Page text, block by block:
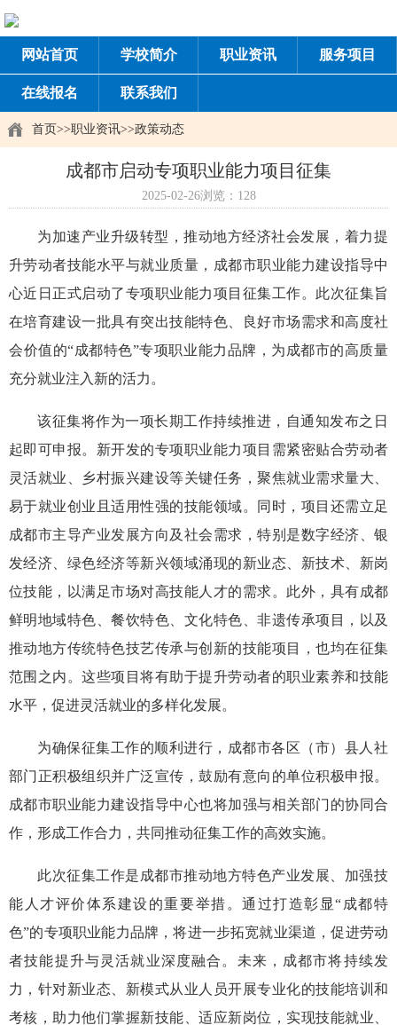
网站首页 学校简介 职业资讯 服务项目
在线报名 联系我们
首页>>职业资讯>>政策动态
成都市启动专项职业能力项目征集
2025-02-26浏览：128
为加速产业升级转型，推动地方经济社会发展，着力提
升劳动者技能水平与就业质量，成都市职业能力建设指导中
心近日正式启动了专项职业能力项目征集工作。此次征集旨
在培育建设一批具有突出技能特色、良好市场需求和高度社
会价值的“成都特色”专项职业能力品牌 ， 为成都市的高质量
充分就业注入新的活力。
该征集将作为一项长期工作持续推进，自通知发布之日
起即可申报。新开发的专项职业能力项目需紧密贴合劳动者
灵活就业、乡村振兴建设等关键任务，聚焦就业需求量大、
易于就业创业且适用性强的技能领域。同时，项目还需立足
成都市主导产业发展方向及社会需求，特别是数字经济、银
发经济、绿色经济等新兴领域涌现的新业态、新技术、新岗
位技能，以满足市场对高技能人才的需求。此外，具有成都
鲜明地域特色、餐饮特色、文化特色、非遗传承项目，以及
推动地方传统特色技艺传承与创新的技能项目，也均在征集
范围之内。这些项目将有助于提升劳动者的职业素养和技能
水平，促进灵活就业的多样化发展。
为确保征集工作的顺利进行，成都市各区（市）县人社
部门正积极组织并广泛宣传，鼓励有意向的单位积极申报。
成都市职业能力建设指导中心也将加强与相关部门的协同合
作，形成工作合力，共同推动征集工作的高效实施。
此次征集工作是成都市推动地方特色产业发展、加强技
能人才评价体系建设的重要举措。通过打造彰显“成都特
色”的专项职业能力品牌，将进一步拓宽就业渠道，促进劳动
者技能提升与灵活就业深度融合。 未来，成都市将持续发
力，针对新业态、新模式从业人员开展专业化的技能培训和
考核，助力他们掌握新技能、适应新岗位，实现技能就业、